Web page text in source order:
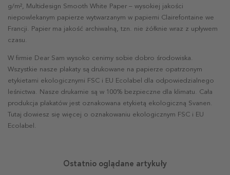
g/m², Multidesign Smooth White Paper – wysokiej jakości
niepowlekanym papierze wytwarzanym w papierni Clairefontaine we
Francji. Papier ma jakość archiwalną, tzn. nie żółknie wraz z upływem
czasu.
W firmie Dear Sam wysoko cenimy sobie dobro środowiska.
Wszystkie nasze plakaty są drukowane na papierze opatrzonym
etykietami ekologicznymi FSC i EU Ecolabel dla odpowiedzialnego
leśnictwa. Nasze drukarnie są w 100% bezpieczne dla klimatu. Cała
produkcja plakatów jest oznakowana etykietą ekologiczną Svanen.
Tutaj dowiesz się więcej o oznakowaniu ekologicznym FSC i EU
Ecolabel.
Ostatnio oglądane artykuły